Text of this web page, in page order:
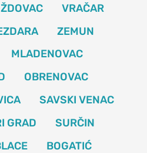
VRAČAR
ZEMUN
MLADENOVAC
OBRENOVAC
SAVSKI VENAC
GRAD
SURČIN
BOGATIĆ